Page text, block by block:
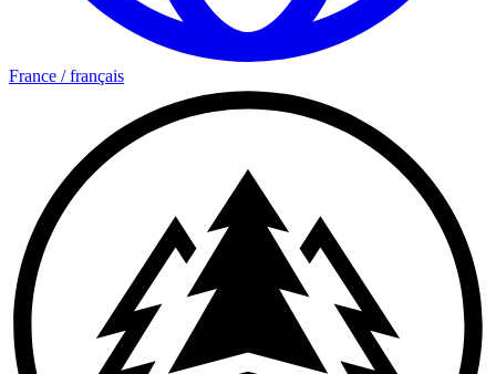
France /français